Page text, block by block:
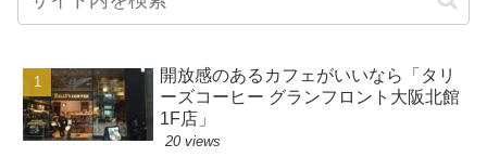
開放感のあるカフェがいいなら「タリ
ーズコーヒー グランフロント大阪北館
1F店」
20 views